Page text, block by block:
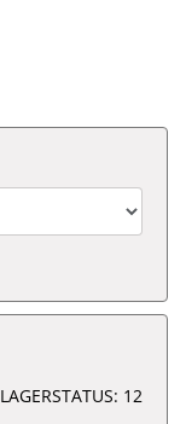
LAGERSTATUS: 12